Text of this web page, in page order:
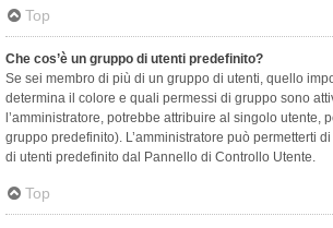
Top
Che cos’è un gruppo di utenti predefinito?
Se sei membro di più di un gruppo di utenti, quello
determina il colore e quali permessi di gruppo sono
l’amministratore, potrebbe attribuire al singolo utente,
gruppo predefinito). L’amministratore può permetterti
di utenti predefinito dal Pannello di Controllo Utente.
Top